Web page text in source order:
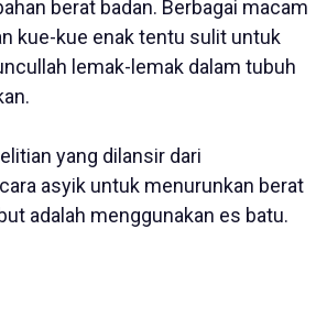
berat badan. Berbagai macam
kue-kue enak tentu sulit untuk
lemak-lemak dalam tubuh
yang dilansir dari
asyik untuk menurunkan berat
adalah menggunakan es batu.